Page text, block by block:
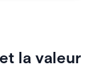
la valeur